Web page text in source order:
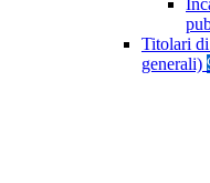
Titolari
generali)